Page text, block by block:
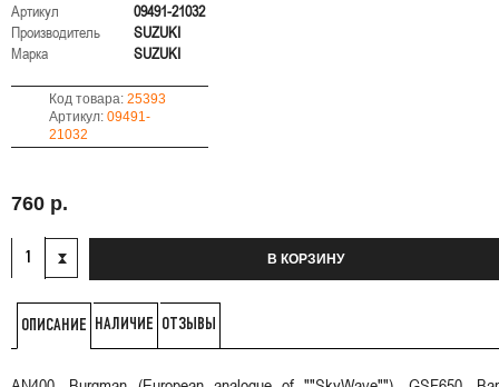
Артикул
09491-21032
Производитель
SUZUKI
Марка
SUZUKI
Код товара: 25393
Артикул: 09491-
21032
760 р.
В КОРЗИНУ
ОПИСАНИЕ НАЛИЧИЕ ОТЗЫВЫ